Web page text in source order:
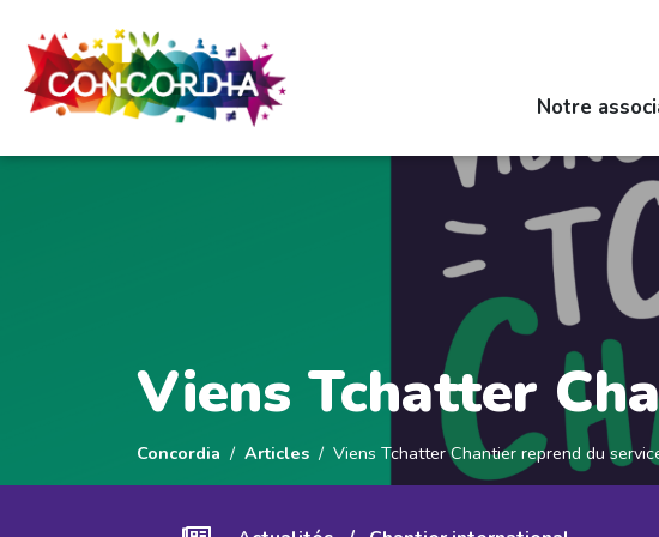
Notre
Viens Tchatter
Concordia Articles Viens Tchatter Chantier reprend du